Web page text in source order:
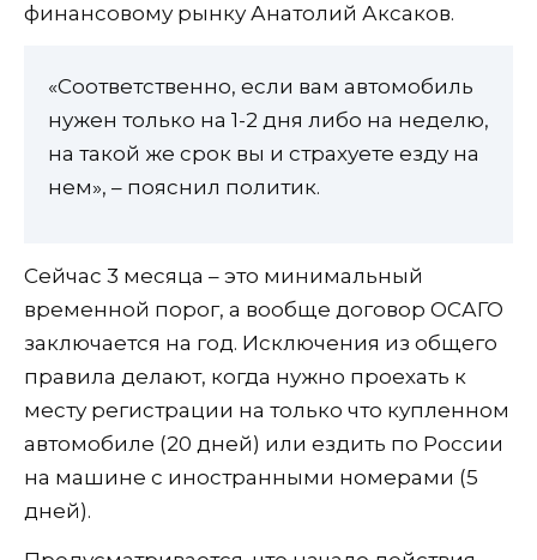
финансовому рынку Анатолий Аксаков.
«Соответственно, если вам автомобиль
нужен только на 1-2 дня либо на неделю,
на такой же срок вы и страхуете езду на
нем», – пояснил политик.
Сейчас 3 месяца – это минимальный
временной порог, а вообще договор ОСАГО
заключается на год. Исключения из общего
правила делают, когда нужно проехать к
месту регистрации на только что купленном
автомобиле (20 дней) или ездить по России
на машине с иностранными номерами (5
дней).